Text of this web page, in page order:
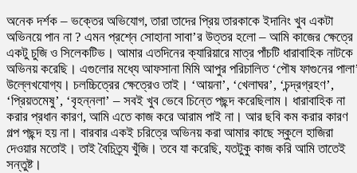
অনেক দর্শক – ভক্তের অভিযোগ, তারা তাদের প্রিয় তারকাকে ইদানিং খুব একটা
অভিনয়ে পান না ? এমন প্রশ্নে সোহানা সাবা’র উত্তর হলো – আমি কাজের ক্ষেত্রে
একটু চুজি ও সিলেকটিভ। আমার এতদিনের ক্যারিয়ারে মাত্র পাঁচটি ধারাবাহিক নাটকে
অভিনয় করেছি। এগুলোর মধ্যে আফসানা মিমি আপুর পরিচালিত ‘পৌষ ফাগুনের
উল্লেখযোগ্য। চলচ্চিত্রের ক্ষেত্রেও তাই। ‘আয়না’, ‘খেলাঘর’, ‘চন্দ্রগ্রহণ’,
‘প্রিয়তমেষু’, ‘বৃহন্নলা’ – সবই খুব ভেবে চিন্তে পছন্দ করেছিলাম। ধারাবাহিক না
করার প্রধান কারণ, আমি এতে কাজ করে আরাম পাই না। আর ছবি কম করার কারণ
গল্প পছন্দ হয় না। বারবার একই চরিত্রে অভিনয় করা আমার কাছে স্কুলে হাজিরা
দেওয়ার মতোই। তাই বৈচিত্র্য খুঁজি। তবে যা করেছি, যতটুকু কাজ করি আমি তাতেই
সন্তুষ্ট।